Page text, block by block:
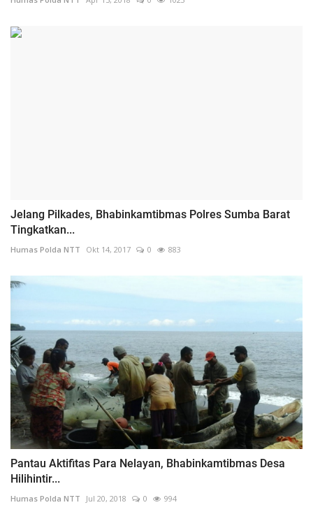
Jelang Pilkades, Bhabinkamtibmas Polres Sumba Barat
Tingkatkan...
Humas Polda NTT Okt 14, 2017 0 883
Pantau Aktifitas Para Nelayan, Bhabinkamtibmas Desa
Hilihintir...
Humas Polda NTT Jul 20, 2018 0 994